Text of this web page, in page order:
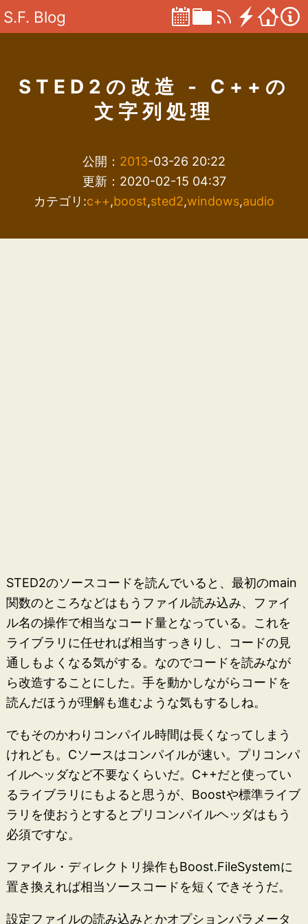
S.F. Blog
STED2の改造 - C++の
文字列処理
公開： 2013-03-26 20:22
更新：2020-02-15 04:37
カテゴリ:c++,boost,sted2,windows,audio
STED2のソースコードを読んでいると、最初のmain
関数のところなどはもうファイル読み込み、ファイ
ル名の操作で相当なコード量となっている。これを
ライブラリに任せれば相当すっきりし、コードの見
通しもよくなる気がする。なのでコードを読みなが
ら改造することにした。手を動かしながらコードを
読んだほうが理解も進むような気もするしね。
でもそのかわりコンパイル時間は長くなってしまう
けれども。Cソースはコンパイルが速い。プリコンパ
イルヘッダなど不要なくらいだ。C++だと使ってい
るライブラリにもよると思うが、Boostや標準ライブ
ラリを使おうとするとプリコンパイルヘッダはもう
必須ですな。
ファイル・ディレクトリ操作もBoost.FileSystemに
置き換えれば相当ソースコードを短くできそうだ。
設定ファイルの読み込みとかオプションパラメータ